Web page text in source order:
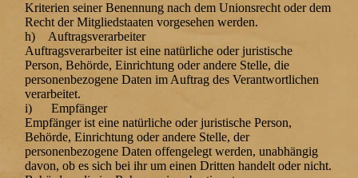
Kriterien seiner Benennung nach dem Unionsrecht oder dem
Recht der Mitgliedstaaten vorgesehen werden.
h) Auftragsverarbeiter
Auftragsverarbeiter ist eine natürliche oder juristische
Person, Behörde, Einrichtung oder andere Stelle, die
personenbezogene Daten im Auftrag des Verantwortlichen
verarbeitet.
i) Empfänger
Empfänger ist eine natürliche oder juristische Person,
Behörde, Einrichtung oder andere Stelle, der
personenbezogene Daten offengelegt werden, unabhängig
davon, ob es sich bei ihr um einen Dritten handelt oder nicht.